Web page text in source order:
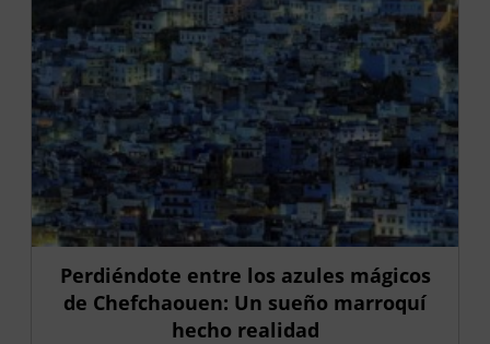
Perdiéndote entre los azules mágicos
de Chefchaouen: Un sueño marroquí
hecho realidad